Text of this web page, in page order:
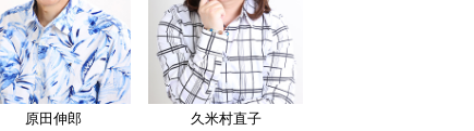
原田伸郎 久米村直子